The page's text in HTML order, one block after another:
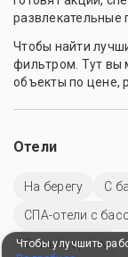
развлекательные
Чтобы найти
фильтром. Тут вы
объекты по цене,
Отели
На берегу C
СПА-отели с
С аквапарком
Чтобы улучшить